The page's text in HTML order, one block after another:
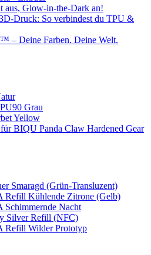
aus, Glow-in-the-Dark an!
Druck: So verbindest du TPU &
– Deine Farben. Deine Welt.
Grau
Yellow
BIQU Panda Claw Hardened Gear
Smaragd (Grün-Transluzent)
Refill Kühlende Zitrone (Gelb)
Nacht
Silver Refill (NFC)
Refill Wilder Prototyp